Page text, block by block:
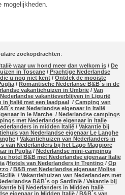
mogelijkheden.
zoekopdrachten:
waar uw hond meer dan welkom is /De
in Toscane/ Prachtige Nederlandse
u nog niet kent /Ontdek de mooiste
/Romantische Nederlanse B&B´s in de
vakantiehuizen in Umbrië /Van
vakantieverblijven in Ligurië
in Italië met een laadpaal/ Camping van
met Nederlandse eigenaar in Italië
in le Marche /Nederlandse campings
met Nederlandse eigenaar in Italie
in midden Italië /Vakantie bij
van Nederlandse eigenaar Le Langhe
/Vakantiehuizen van Nederlanders in
van Nederlanders bij het Lago Maggiore
in Puglia /Nederlandse mini-campings
hotel B&B met Nederlandse eigenaar Italië
/Hotels van Nederlanders in Trentino /Op
/B&B met Nederlandse eigenaar Molise
/Vakantiehuizen van Nederlanders met
B&B´s op Sardinië/ Vakantie bij
bij Nederlanders in Midden Italië
eigenaar in Midden Italië/ B&B´s van